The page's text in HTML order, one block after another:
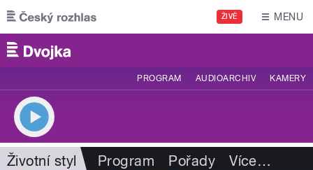
Přejít k hlavnímu obsahu
ŽIVĚ MENU
PROGRAM AUDIOARCHIV KAMERY
Životní styl Program Pořady Více…